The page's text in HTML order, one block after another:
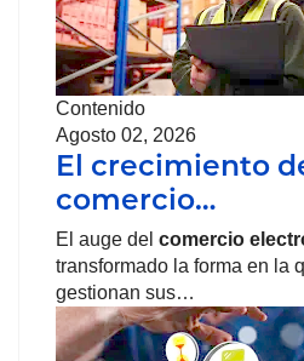
Contenido
Agosto 02, 2026
El crecimiento
comercio…
El auge del comercio
transformado la forma en la
gestionan sus…